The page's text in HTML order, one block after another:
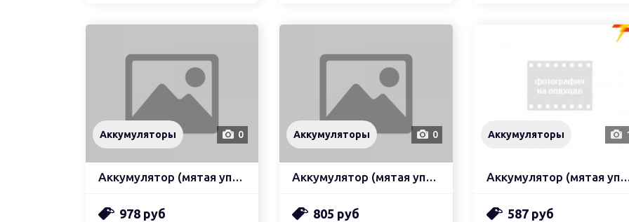
Аккумулятор (мятая упаковка) zeepdeep
Аккумуляторы 0
978 руб
Аккумулятор (мятая упаковка) zeepdeep
Аккумуляторы 0
805 руб
Аккумулятор (мятая
Аккумуляторы
587 руб